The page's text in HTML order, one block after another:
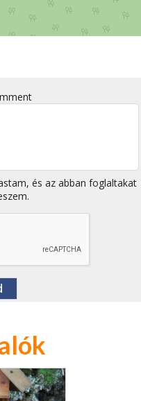
és az abban foglaltakat